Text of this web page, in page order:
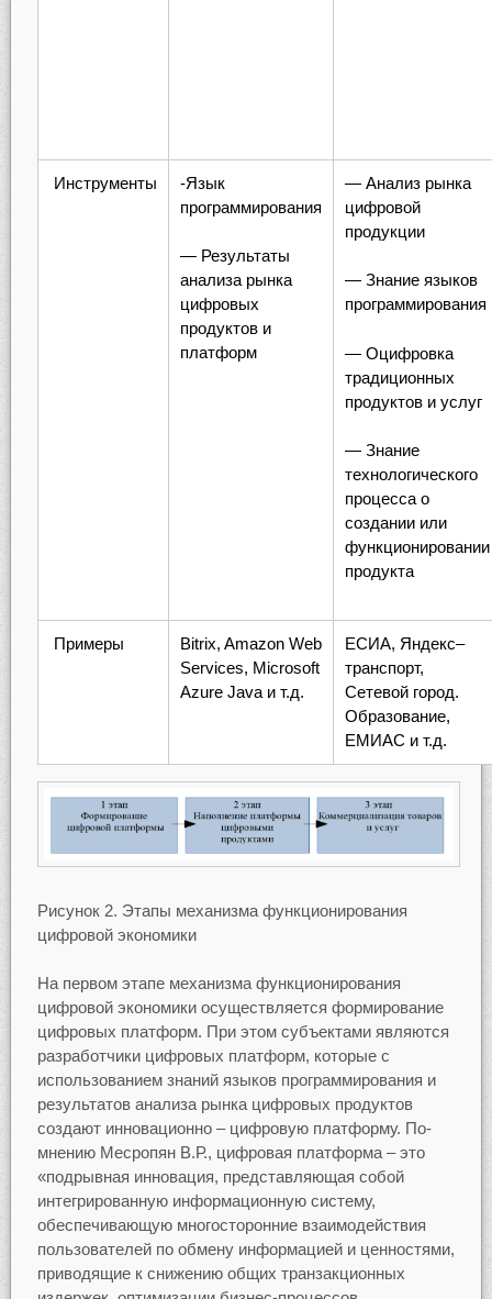
Инструменты
-Язык
программирования
— Результаты
анализа рынка
цифровых
продуктов и
платформ
— Анализ рынка
цифровой
продукции
— Знание языков
программирования
— Оцифровка
традиционных
продуктов и услуг
— Знание
технологического
процесса о
создании или
функционировании
продукта
Примеры
Bitrix, Amazon Web
Services, Microsoft
Azure Java и т.д.
ЕСИА, Яндекс–
транспорт,
Сетевой город.
Образование,
ЕМИАС и т.д.
Рисунок 2. Этапы механизма функционирования
цифровой экономики
На первом этапе механизма функционирования
цифровой экономики осуществляется формирование
цифровых платформ. При этом субъектами являются
разработчики цифровых платформ, которые с
использованием знаний языков программирования и
результатов анализа рынка цифровых продуктов
создают инновационно – цифровую платформу. По-
мнению Месропян В.Р., цифровая платформа – это
«подрывная инновация, представляющая собой
интегрированную информационную систему,
обеспечивающую многосторонние взаимодействия
пользователей по обмену информацией и ценностями,
приводящие к снижению общих транзакционных